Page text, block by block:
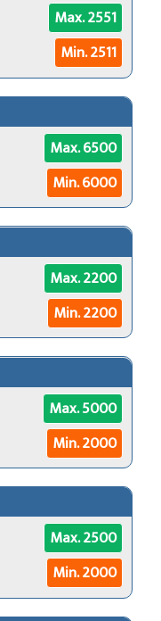
Max. 2551
Min. 2511
Max. 6500
Min. 6000
Max. 2200
Min. 2200
Max. 5000
Min. 2000
Max. 2500
Min. 2000